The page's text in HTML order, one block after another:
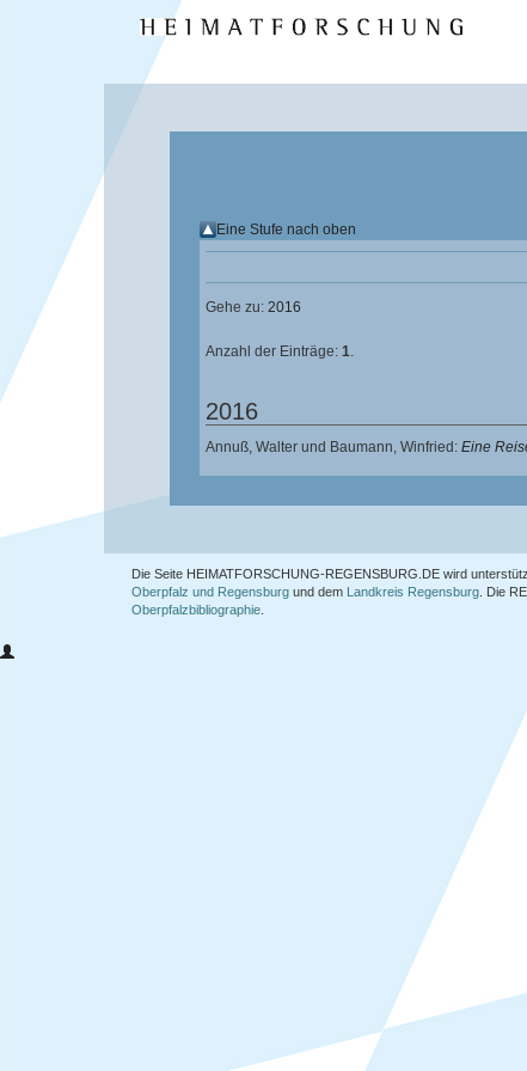
Eine Stufe nach oben
Gehe zu: 2016
Anzahl der Einträge: 1.
2016
Annuß, Walter und Baumann, Winfried : Eine
Die Seite HEIMATFORSCHUNG-REGENSBURG.DE wird
Oberpfalz und Regensburg und dem Landkreis Regensburg . Die
Oberpfalzbibliographie